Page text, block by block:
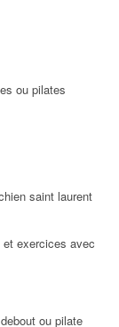
ou pilates
saint laurent
exercices avec
ou pilate